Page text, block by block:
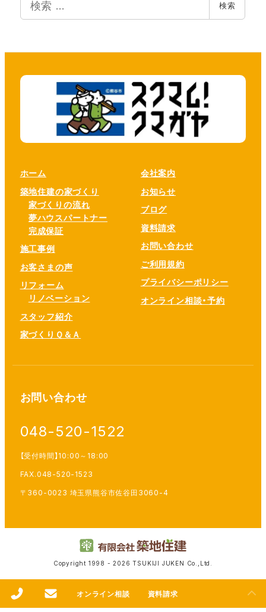
検索
ホーム
築地住建の家づくり
家づくりの流れ
夢ハウスパートナー
完成保証
施工事例
お客さまの声
リフォーム
リノベーション
スタッフ紹介
家づくりＱ＆Ａ
会社案内
お知らせ
ブログ
資料請求
お問い合わせ
ご利用規約
プライバシーポリシー
オンライン相談・予約
お問い合わせ
048-520-1522
【受付時間】10:00～18:00
FAX.048-520-1523
〒360-0023 埼玉県熊谷市佐谷田3060-4
Copyright 1998 - 2026 TSUKIJI JUKEN Co.,Ltd.
オンライン相談 資料請求